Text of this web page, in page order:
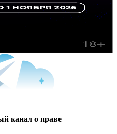
канал о праве